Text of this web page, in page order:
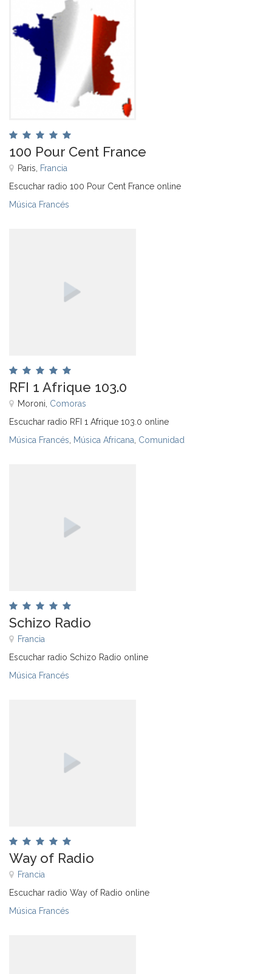
100 Pour Cent France
Paris, Francia
Escuchar radio 100 Pour Cent France online
Música Francés
RFI 1 Afrique 103.0
Moroni, Comoras
Escuchar radio RFI 1 Afrique 103.0 online
Música Francés Música Africana Comunidad
Schizo Radio
Francia
Escuchar radio Schizo Radio online
Música Francés
Way of Radio
Francia
Escuchar radio Way of Radio online
Música Francés